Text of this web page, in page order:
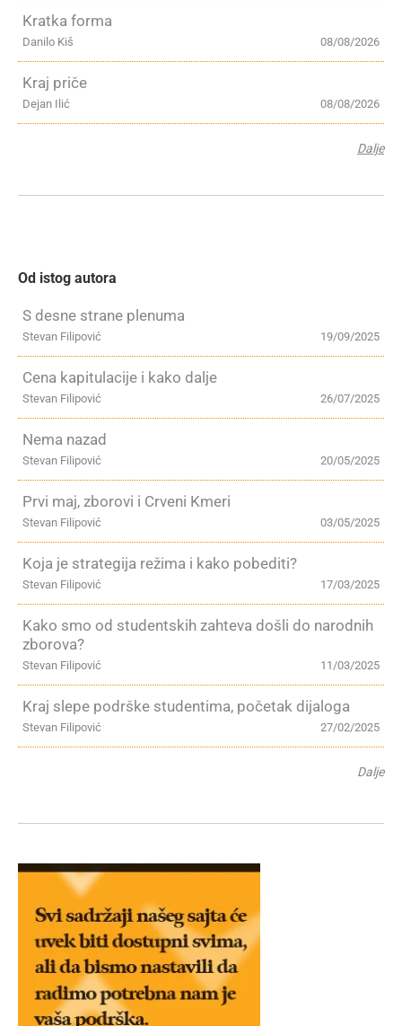
Kratka forma
08/08/2026
Danilo Kiš
Kraj priče
08/08/2026
Dejan Ilić
Dalje
Od istog autora
S desne strane plenuma
19/09/2025
Stevan Filipović
Cena kapitulacije i kako dalje
26/07/2025
Stevan Filipović
Nema nazad
20/05/2025
Stevan Filipović
Prvi maj, zborovi i Crveni Kmeri
03/05/2025
Stevan Filipović
Koja je strategija režima i kako pobediti?
17/03/2025
Stevan Filipović
Kako smo od studentskih zahteva došli do narodnih
zborova?
11/03/2025
Stevan Filipović
Kraj slepe podrške studentima, početak dijaloga
27/02/2025
Stevan Filipović
Dalje